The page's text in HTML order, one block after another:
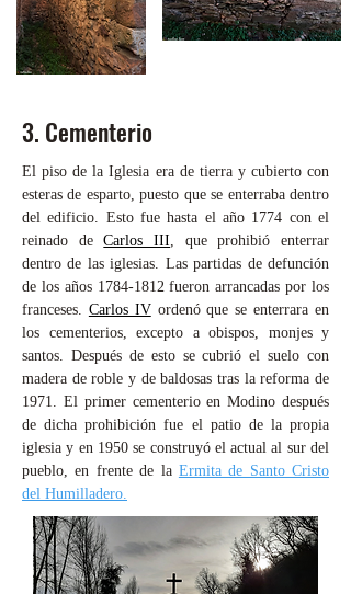
3. Cementerio
El piso de la Iglesia era de tierra y cubierto con
esteras de esparto, puesto que se enterraba dentro
del edificio. Esto fue hasta el año 1774 con el
reinado de
Carlos III, que prohibió enterrar
dentro de las iglesias. Las partidas de defunción
de los años 1784-1812fueron arrancadas por los
franceses. Carlos IV ordenó que se enterrara en
los cementerios, excepto a obispos, monjes y
santos. Después de esto se cubrió el suelo con
madera de roble y de baldosas tras la reforma de
1971. El primer cementerio en Modino después
de dicha prohibición fue el patio de la propia
iglesia y en 1950 se construyó el actual al sur del
pueblo, en frente de la Ermita de Santo Cristo
del Humilladero.